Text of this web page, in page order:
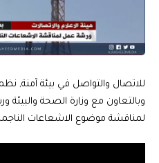
للاتصال والتواصل في بيئة آمنة,
وبالتعاون مع وزارة الصحة
لمناقشة موضوع الاشعاعات